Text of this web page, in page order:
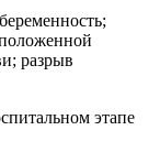
разрыв
этапе